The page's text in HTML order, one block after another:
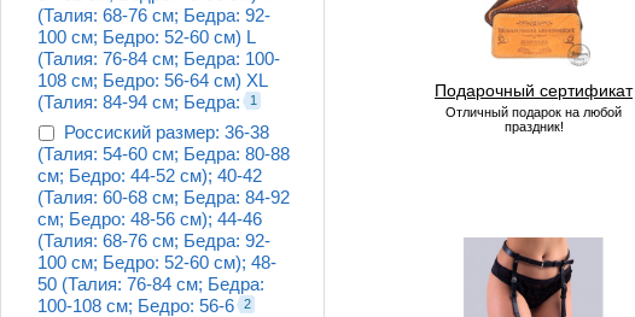
(Талия: 68-76 см; Бедра: 92-
100 см; Бедро: 52-60 см) L
(Талия: 76-84 см; Бедра: 100-
108 см; Бедро: 56-64 см) XL
(Талия: 84-94 см; Бедра:
1
Россиский размер: 36-38
(Талия: 54-60 см; Бедра: 80-88
см; Бедро: 44-52 см); 40-42
(Талия: 60-68 см; Бедра: 84-92
см; Бедро: 48-56 см); 44-46
(Талия: 68-76 см; Бедра: 92-
100 см; Бедро: 52-60 см); 48-
50 (Талия: 76-84 см; Бедра:
100-108 см; Бедро: 56-6
2
Подарочный сертификат
Отличный подарок на любой
праздник!